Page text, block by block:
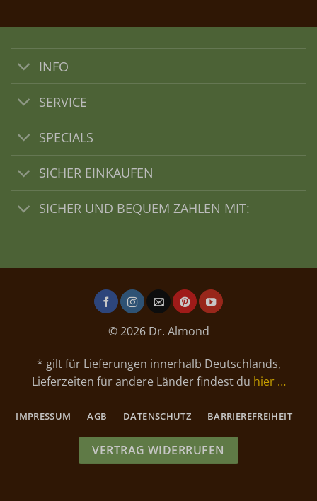
INFO
SERVICE
SPECIALS
SICHER EINKAUFEN
SICHER UND BEQUEM ZAHLEN MIT:
© 2026 Dr. Almond
* gilt für Lieferungen innerhalb Deutschlands,
Lieferzeiten für andere Länder findest du hier …
IMPRESSUM AGB DATENSCHUTZ BARRIEREFREIHEIT
VERTRAG WIDERRUFEN